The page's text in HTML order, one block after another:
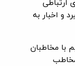
ارتباطی
و اخبار به
با مخاطبان
مخاطب